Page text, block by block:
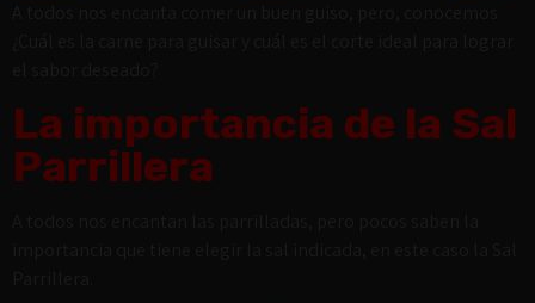
La importancia de la Sal
Parrillera